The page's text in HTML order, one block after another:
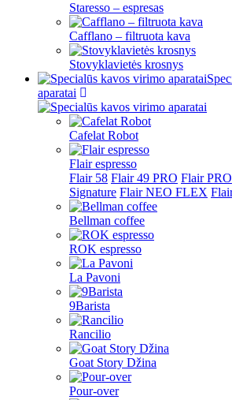
Staresso – espresas
Cafflano – filtruota kava
Stovyklavietės krosnys
aparatai
Cafelat Robot
Flair espresso
Flair 58 Flair 49 PRO Flair PRO
Signature Flair NEO FLEX
Bellman coffee
ROK espresso
La Pavoni
9Barista
Rancilio
Goat Story Džina
Pour-over